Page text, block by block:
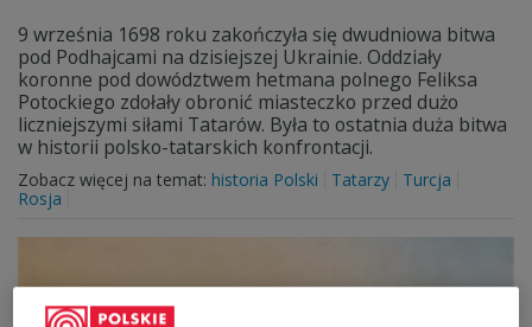
9 września 1698 roku zakończyła się dwudniowa bitwa
pod Podhajcami na dzisiejszej Ukrainie. Oddziały
koronne pod dowództwem hetmana polnego Feliksa
Potockiego zdołały obronić miasteczko przed dużo
liczniejszymi siłami Tatarów. Była to ostatnia duża bitwa
w historii polsko-tatarskich konfrontacji.
Zobacz więcej na temat: historia Polski Tatarzy
Turcja
Rosja